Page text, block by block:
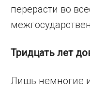
перерасти во
Тридцать лет
Лишь немногие